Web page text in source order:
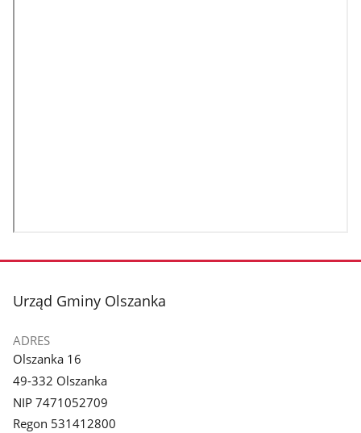
stopka
Urząd Gminy Olszanka
ADRES
Olszanka 16
49-332 Olszanka
NIP 7471052709
Regon 531412800